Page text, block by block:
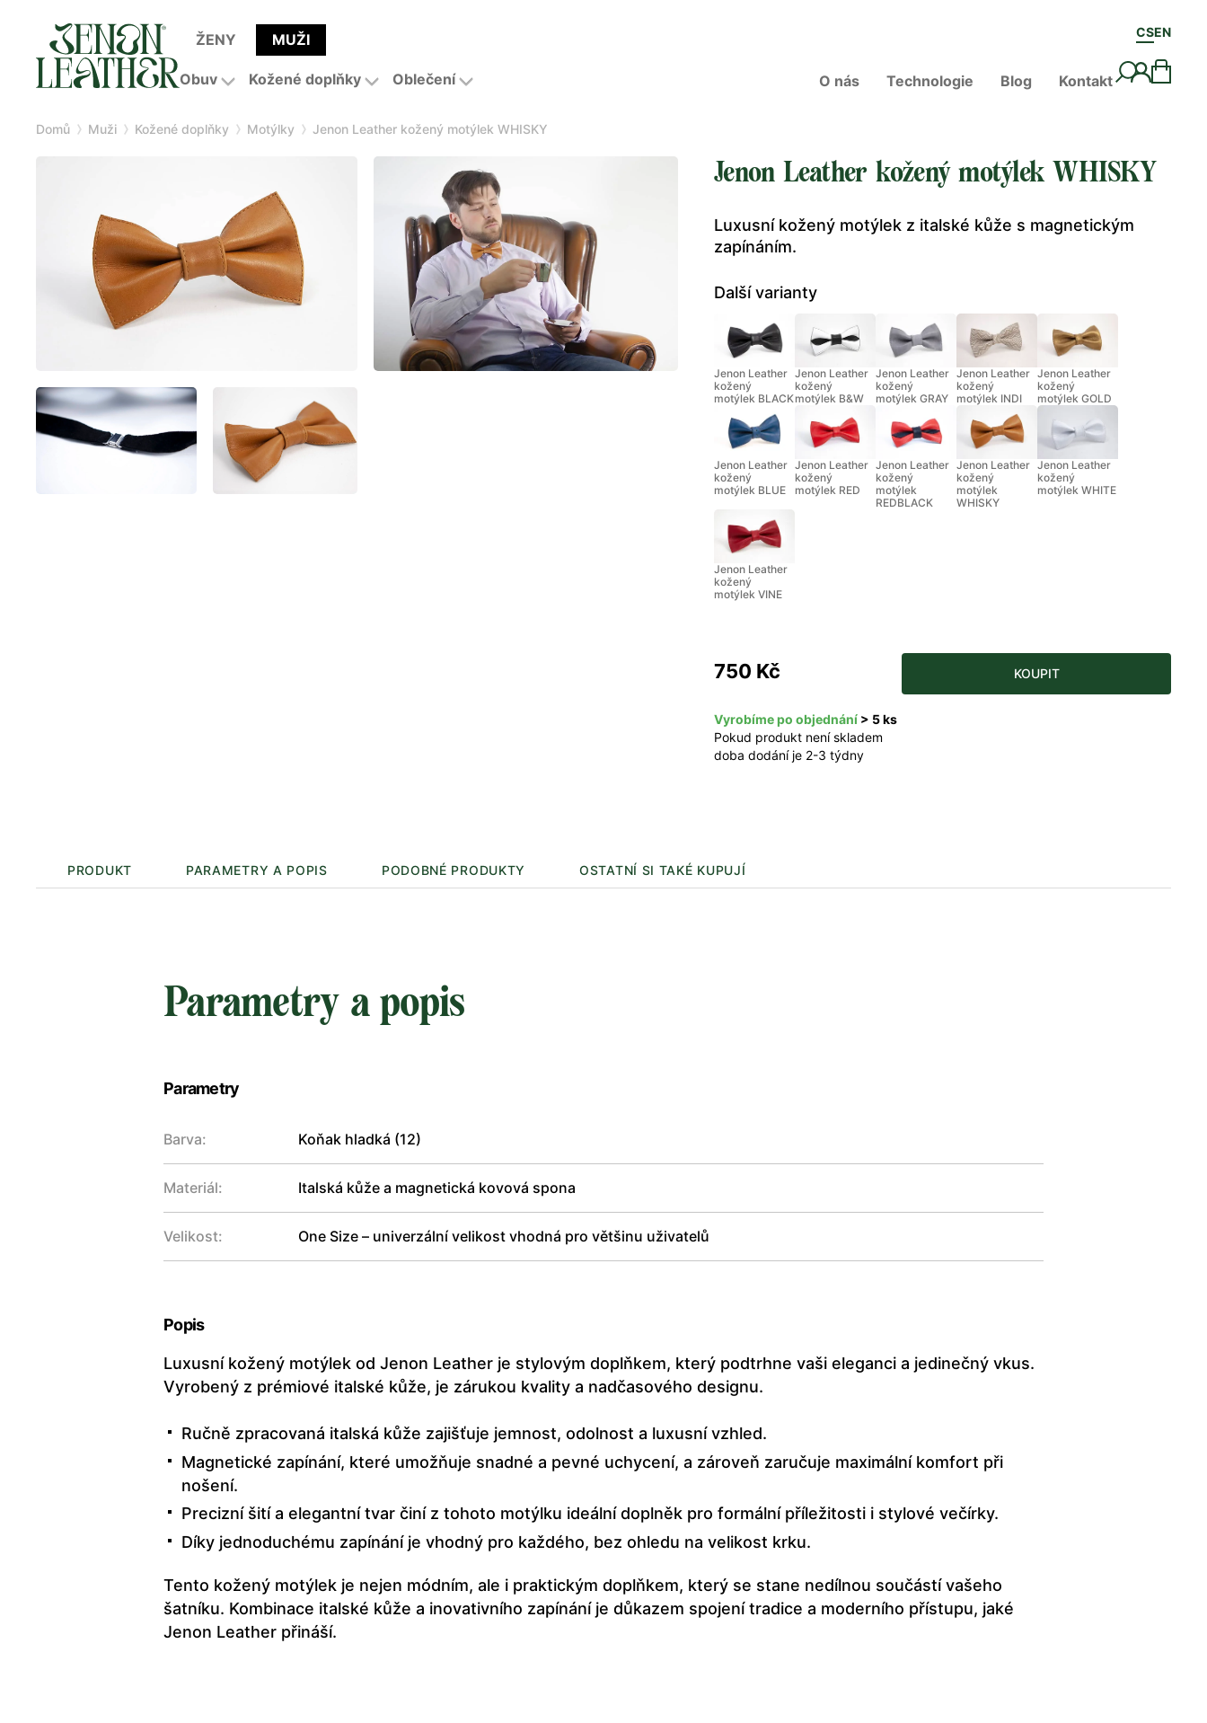
ŽENY MUŽI
Obuv Kožené doplňky Oblečení O nás Technologie Blog Kontakt
CSEN
Domů Muži Kožené doplňky Motýlky Jenon Leather kožený motýlek WHISKY
Jenon Leather kožený motýlek WHISKY
Luxusní kožený motýlek z italské kůže s magnetickým
zapínáním.
Další varianty
Jenon Leather
kožený
motýlek BLACK
Jenon Leather
kožený
motýlek B&W
Jenon Leather
kožený
motýlek GRAY
Jenon Leather
kožený
motýlek INDI
Jenon Leather
kožený
motýlek GOLD
Jenon Leather
kožený
motýlek BLUE
Jenon Leather
kožený
motýlek RED
Jenon Leather
kožený
motýlek
REDBLACK
Jenon Leather
kožený
motýlek
WHISKY
Jenon Leather
kožený
motýlek WHITE
Jenon Leather
kožený
motýlek VINE
750 Kč KOUPIT
Vyrobíme po objednání > 5 ks
Pokud produkt není skladem
doba dodání je 2-3 týdny
PRODUKT PARAMETRY A POPIS PODOBNÉ PRODUKTY OSTATNÍ SI TAKÉ KUPUJÍ
Parametry a popis
Parametry
Barva: Koňak hladká (12)
Materiál: Italská kůže a magnetická kovová spona
Velikost: One Size – univerzální velikost vhodná pro většinu uživatelů
Popis
Luxusní kožený motýlek od Jenon Leather je stylovým doplňkem, který podtrhne vaši eleganci a jedinečný vkus.
Vyrobený z prémiové italské kůže, je zárukou kvality a nadčasového designu.
Ručně zpracovaná italská kůže zajišťuje jemnost, odolnost a luxusní vzhled.
Magnetické zapínání, které umožňuje snadné a pevné uchycení, a zároveň zaručuje maximální komfort při
nošení.
Precizní šití a elegantní tvar činí z tohoto motýlku ideální doplněk pro formální příležitosti i stylové večírky.
Díky jednoduchému zapínání je vhodný pro každého, bez ohledu na velikost krku.
Tento kožený motýlek je nejen módním, ale i praktickým doplňkem, který se stane nedílnou součástí vašeho
šatníku. Kombinace italské kůže a inovativního zapínání je důkazem spojení tradice a moderního přístupu, jaké
Jenon Leather přináší.